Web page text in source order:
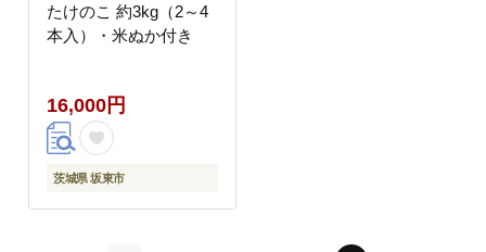
たけのこ 約3kg（2～4
本入）・米ぬか付き
16,000円
茨城県 坂東市